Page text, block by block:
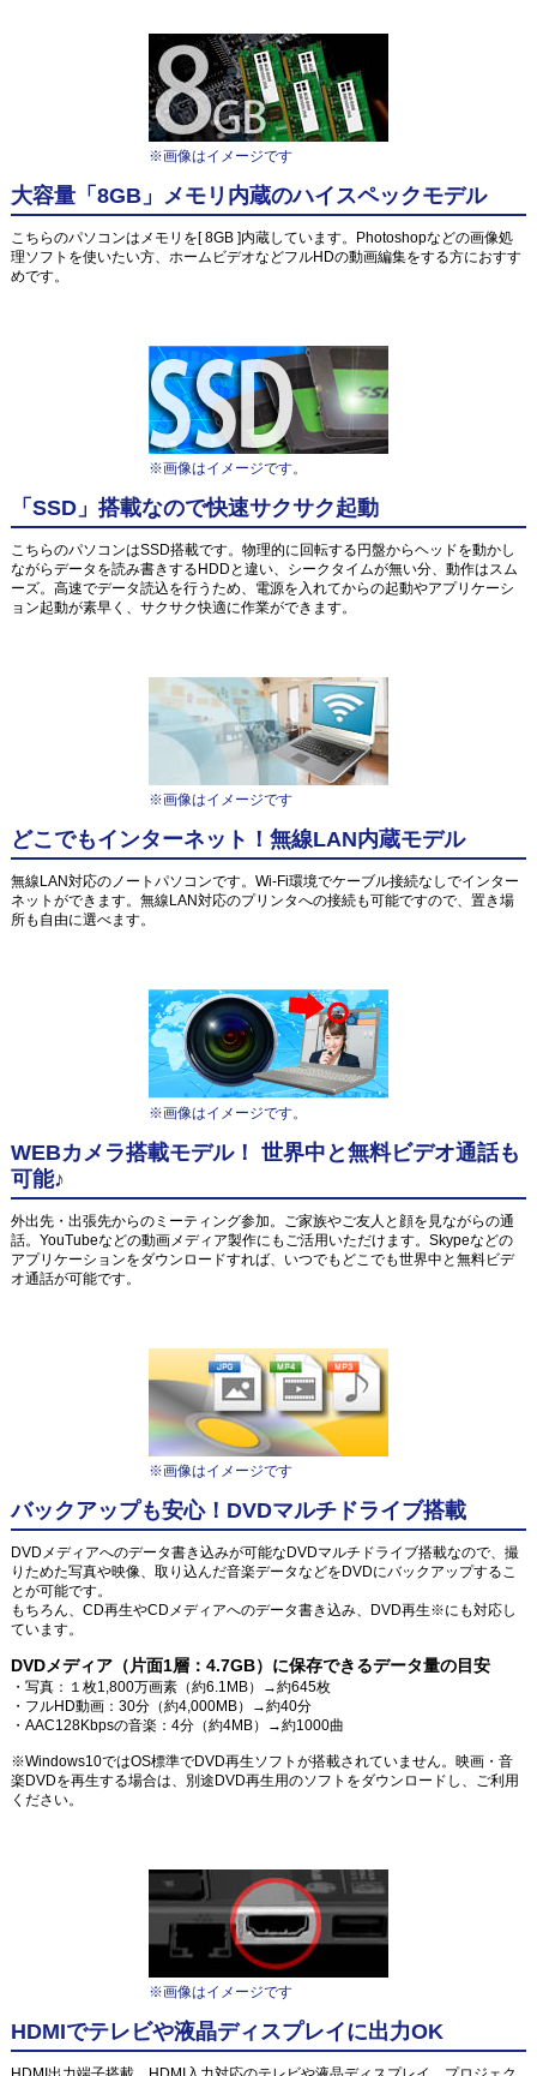
※画像はイメージです
大容量「8GB」メモリ内蔵のハイスペックモデル
こちらのパソコンはメモリを[ 8GB ]内蔵しています。Photoshopなどの画像処
理ソフトを使いたい方、ホームビデオなどフルHDの動画編集をする方におすす
めです。
※画像はイメージです。
「SSD」搭載なので快速サクサク起動
こちらのパソコンはSSD搭載です。物理的に回転する円盤からヘッドを動かし
ながらデータを読み書きするHDDと違い、シークタイムが無い分、動作はスム
ーズ。高速でデータ読込を行うため、電源を入れてからの起動やアプリケーシ
ョン起動が素早く、サクサク快適に作業ができます。
※画像はイメージです
どこでもインターネット！無線LAN内蔵モデル
無線LAN対応のノートパソコンです。Wi-Fi環境でケーブル接続なしでインター
ネットができます。無線LAN対応のプリンタへの接続も可能ですので、置き場
所も自由に選べます。
※画像はイメージです。
WEBカメラ搭載モデル！ 世界中と無料ビデオ通話も
可能♪
外出先・出張先からのミーティング参加。ご家族やご友人と顔を見ながらの通
話。YouTubeなどの動画メディア製作にもご活用いただけます。Skypeなどの
アプリケーションをダウンロードすれば、いつでもどこでも世界中と無料ビデ
オ通話が可能です。
※画像はイメージです
バックアップも安心！DVDマルチドライブ搭載
DVDメディアへのデータ書き込みが可能なDVDマルチドライブ搭載なので、撮
りためた写真や映像、取り込んだ音楽データなどをDVDにバックアップするこ
とが可能です。
もちろん、CD再生やCDメディアへのデータ書き込み、DVD再生※にも対応し
ています。
DVDメディア（片面1層：4.7GB）に保存できるデータ量の目安
・写真：１枚1,800万画素（約6.1MB）→約645枚
・フルHD動画：30分（約4,000MB）→約40分
・AAC128Kbpsの音楽：4分（約4MB）→約1000曲
※Windows10ではOS標準でDVD再生ソフトが搭載されていません。映画・音
楽DVDを再生する場合は、別途DVD再生用のソフトをダウンロードし、ご利用
ください。
※画像はイメージです
HDMIでテレビや液晶ディスプレイに出力OK